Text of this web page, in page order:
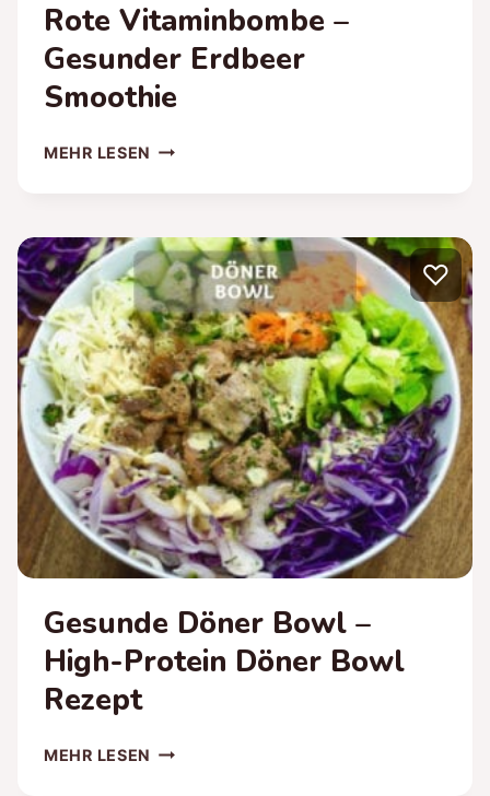
Rote Vitaminbombe –
Gesunder Erdbeer
Smoothie
MEHR LESEN ROTE
ERDBEER
SMOOTHIE
♡
Gesunde Döner Bowl –
High-Protein Döner Bowl
Rezept
MEHR LESEN GESUNDE